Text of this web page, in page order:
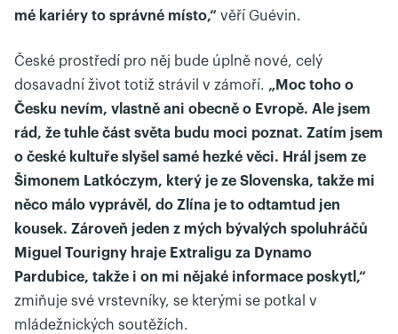
mé kariéry to správné místo,“ věří Guévin.
České prostředí pro něj bude úplně nové, celý
dosavadní život totiž strávil v zámoří. „Moc toho o
Česku nevím, vlastně ani obecně o Evropě. Ale jsem
rád, že tuhle část světa budu moci poznat. Zatím jsem
o české kultuře slyšel samé hezké věci. Hrál jsem ze
Šimonem Latkóczym, který je ze Slovenska, takže mi
něco málo vyprávěl, do Zlína je to odtamtud jen
kousek. Zároveň jeden z mých bývalých spoluhráčů
Miguel Tourigny hraje Extraligu za Dynamo
Pardubice, takže i on mi nějaké informace poskytl,“
zmiňuje své vrstevníky, se kterými se potkal v
mládežnických soutěžích.